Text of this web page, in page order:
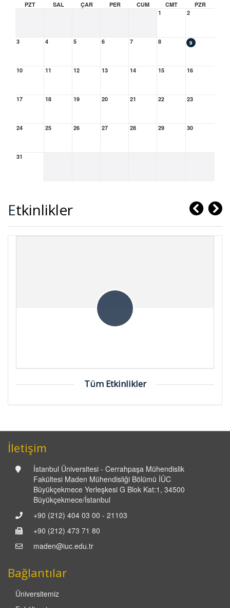
PZT SAL ÇAR PER CUM CMT
PZR
1
2
3 4 5 6 7 8 9
10 11 12 13 14 15 16
17 18 19 20 21 22 23
24 25 26 27 28 29 30
31
Etkinlikler
Tüm Etkinlikler
İletişim
İstanbul Üniversitesi - Cerrahpaşa Mühendislik
Fakültesi Maden Mühendisliği Bölümü İÜC
Büyükçekmece Yerleşkesi G Blok Kat:1, 34500
Büyükçekmece/İstanbul
+90 (212) 404 03 00 - 21103
+90 (212) 473 71 80
maden@iuc.edu.tr
Bağlantılar
Üniversitemiz